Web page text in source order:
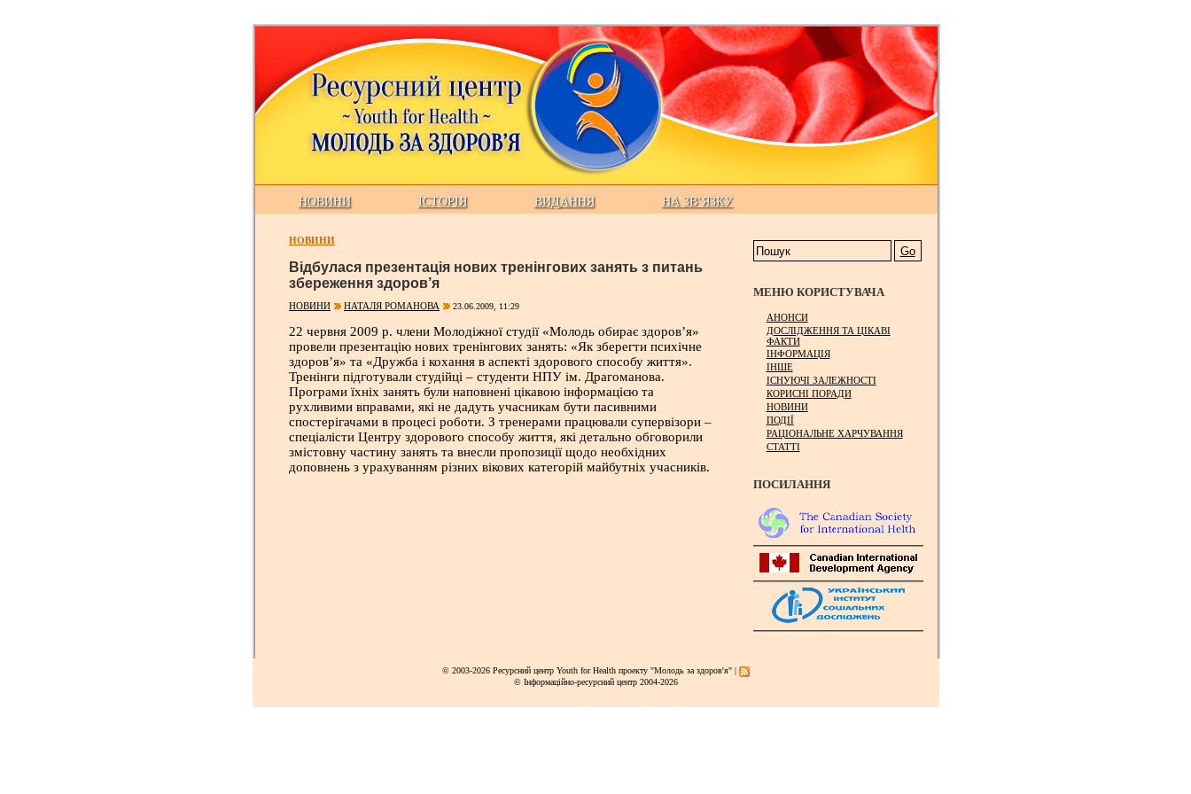
НОВИНИ ІСТОРІЯ ВИДАННЯ НА ЗВ’ЯЗКУ
НОВИНИ
Відбулася презентація нових тренінгових занять з питань
збереження здоров’я
НОВИНИ НАТАЛЯ РОМАНОВА 23.06.2009, 11:29
22 червня 2009 р. члени Молодіжної студії «Молодь обирає здоров’я»
провели презентацію нових тренінгових занять: «Як зберегти психічне
здоров’я» та «Дружба і кохання в аспекті здорового способу життя».
Тренінги підготували студійці – студенти НПУ ім. Драгоманова.
Програми їхніх занять були наповнені цікавою інформацією та
рухливими вправами, які не дадуть учасникам бути пасивними
спостерігачами в процесі роботи. З тренерами працювали супервізори –
спеціалісти Центру здорового способу життя, які детально обговорили
змістовну частину занять та внесли пропозиції щодо необхідних
доповнень з урахуванням різних вікових категорій майбутніх учасників.
МЕНЮ КОРИСТУВАЧА
АНОНСИ
ДОСЛІДЖЕННЯ ТА ЦІКАВІ
ФАКТИ
ІНФОРМАЦІЯ
ІНШЕ
ІСНУЮЧІ ЗАЛЕЖНОСТІ
КОРИСНІ ПОРАДИ
НОВИНИ
ПОДІЇ
РАЦІОНАЛЬНЕ ХАРЧУВАННЯ
СТАТТІ
ПОСИЛАННЯ
© 2003-2026 Ресурсний центр Youth for Health проекту "Молодь за здоров'я" |
© Інформаційно-ресурсний центр 2004-2026